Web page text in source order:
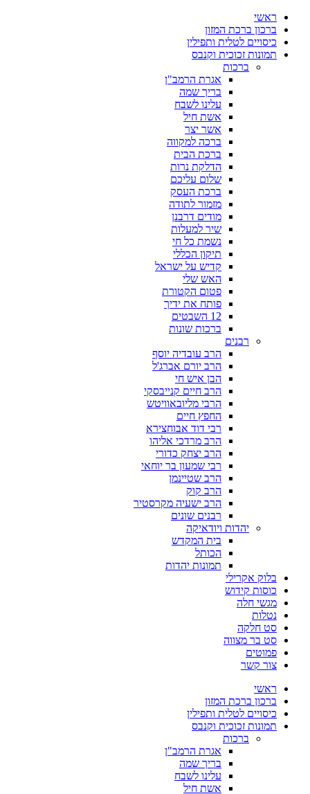
ראשי
ברכון ברכת המזון
כיסויים לטלית ותפילין
תמונות זכוכית וקנבס
ברכות
אגרת הרמב"ן
בריך שמה
עלינו לשבח
אשת חיל
אשר יצר
ברכה למקווה
ברכת הבית
הדלקת נרות
שלום עליכם
ברכת העסק
מזמור לתודה
מודים דרבנן
שיר למעלות
נשמת כל חי
תיקון הכללי
קדיש על ישראל
האש שלי
פטום הקטורת
פותח את ידיך
12 השבטים
ברכות שונות
רבנים
הרב עובדיה יוסף
הרב יורם אברג'ל
הבן איש חי
הרב חיים קנייבסקי
הרבי מליובאוויטש
החפץ חיים
רבי דוד אבוחצירא
הרב מרדכי אליהו
הרב יצחק כדורי
רבי שמעון בר יוחאי
הרב שטיינמן
הרב קוק
הרב ישעיה מקרסטיר
רבנים שונים
יהדות ויודאיקה
בית המקדש
הכותל
תמונות יהדות
בלוק אקרילי
כוסות קידוש
מגשי חלה
נטלות
סט חלקה
סט בר מצווה
פמוטים
צור קשר
ראשי
ברכון ברכת המזון
כיסויים לטלית ותפילין
תמונות זכוכית וקנבס
ברכות
אגרת הרמב"ן
בריך שמה
עלינו לשבח
אשת חיל